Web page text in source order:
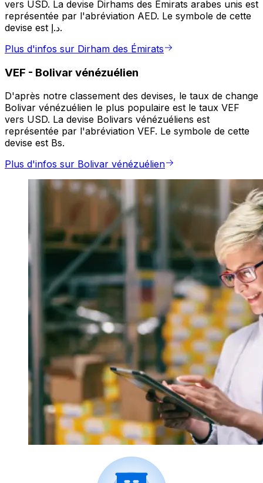
vers USD. La devise Dirhams des Émirats arabes unis est
représentée par l'abréviation AED. Le symbole de cette
devise est د.إ.
Plus d'infos sur Dirham des Émirats
VEF - Bolivar vénézuélien
D'après notre classement des devises, le taux de change
Bolivar vénézuélien le plus populaire est le taux VEF
vers USD. La devise Bolivars vénézuéliens est
représentée par l'abréviation VEF. Le symbole de cette
devise est Bs.
Plus d'infos sur Bolivar vénézuélien